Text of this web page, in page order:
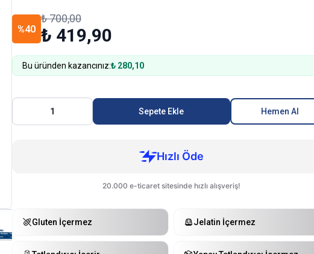
%40
₺ 700,00
₺ 419,90
Bu üründen kazancınız:₺ 280,10
1 Sepete Ekle Hemen Al
Gluten İçermezㅤ Jelatin İçermez